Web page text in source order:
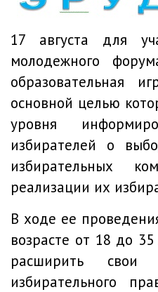
17 августа для
молодежного
образовательная
основной целью
уровня
избирателей о
избирательных
реализации их
В ходе ее
возрасте от 18 до
расширить
избирательного